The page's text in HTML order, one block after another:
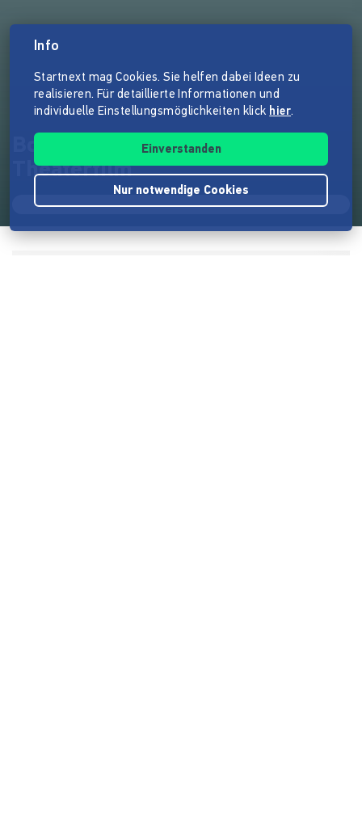
Bodo Wartke: Antigone – Ein
Theaterfilm
Info
Startnext mag Cookies. Sie helfen dabei Ideen zu
realisieren. Für detaillierte Informationen und
individuelle Einstellungsmöglichkeiten klick hier.
Einverstanden
Nur notwendige Cookies